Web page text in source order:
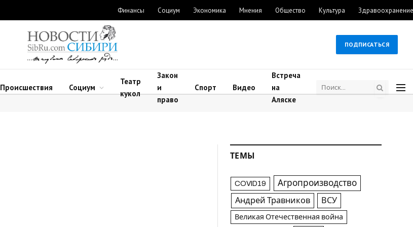
Финансы Социум Экономика Мнения Общество Культура Здравоохранение
ПОДПИСАТЬСЯ
Происшествия Социум
Театр
кукол
Закон
и
право
Спорт Видео
Встреча
на
Аляске
ТЕМЫ
COVID19 Агропроизводство
Андрей Травников ВСУ
Великая Отечественная война